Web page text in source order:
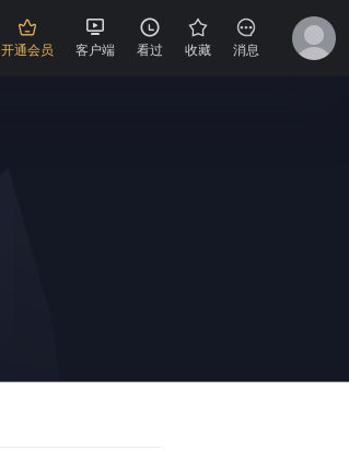
开通会员 客户端 看过 收藏 消息